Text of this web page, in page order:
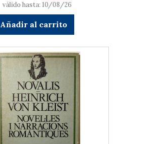
válido hasta: 10/08/26
Añadir al carrito